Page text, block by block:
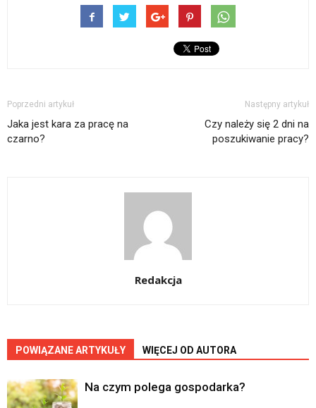
Poprzedni artykuł
Jaka jest kara za pracę na
czarno?
Następny artykuł
Czy należy się 2 dni na
poszukiwanie pracy?
Redakcja
POWIĄZANE ARTYKUŁY WIĘCEJ OD AUTORA
Na czym polega gospodarka?